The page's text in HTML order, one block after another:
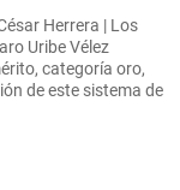
Herrera | Los
Uribe Vélez
categoría oro,
de este sistema de